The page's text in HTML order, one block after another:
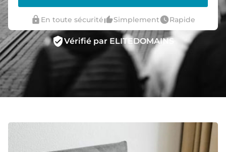
lock En toute sécuritéthumb_up_altSimplementwatch_laterRapide
verified_userVérifié par ELITEDOMAINS